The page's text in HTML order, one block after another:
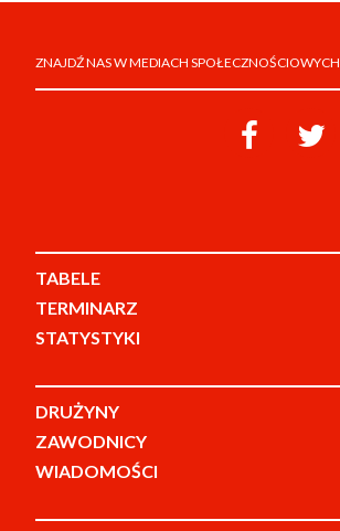
ZNAJDŹ NAS W MEDIACH SPOŁECZNOŚCIOWYCH
TABELE
TERMINARZ
STATYSTYKI
DRUŻYNY
ZAWODNICY
WIADOMOŚCI